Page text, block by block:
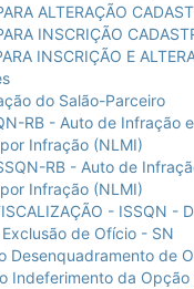
ALTERAÇÃO
INSCRIÇÃO
INSCRIÇÃO E
do Salão-Parceiro
RB - Auto de
Infração (NLMI)
RB - Auto de
Infração (NLMI)
- ISSQN -
de Ofício - SN
Desenquadramento de
Indeferimento da